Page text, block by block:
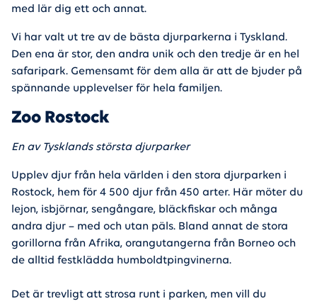
med lär dig ett och annat.
Vi har valt ut tre av de bästa djurparkerna i Tyskland.
Den ena är stor, den andra unik och den tredje är en hel
safaripark. Gemensamt för dem alla är att de bjuder på
spännande upplevelser för hela familjen.
Zoo Rostock
En av Tysklands största djurparker
Upplev djur från hela världen i den stora djurparken i
Rostock, hem för 4 500 djur från 450 arter. Här möter du
lejon, isbjörnar, sengångare, bläckfiskar och många
andra djur – med och utan päls. Bland annat de stora
gorillorna från Afrika, orangutangerna från Borneo och
de alltid festklädda humboldtpingvinerna.
Det är trevligt att strosa runt i parken, men vill du